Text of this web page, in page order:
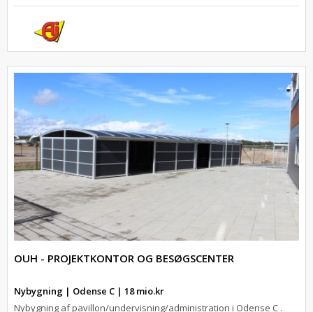
OUH - PROJEKTKONTOR OG BESØGSCENTER
Nybygning | Odense C | 18 mio.kr
Nybygning af pavillon/undervisning/administration i Odense C .